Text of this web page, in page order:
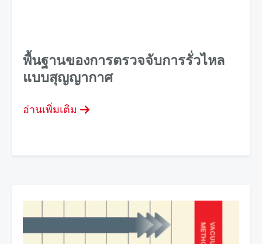
พื้นฐานของการตรวจจับการรั่วไหล
แบบสุญญากาศ
อ่านเพิ่มเติม